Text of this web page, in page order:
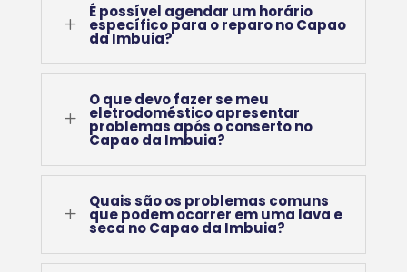
L
É possível agendar um horário
específico para o reparo no Capao
da Imbuia?
L
O que devo fazer se meu
eletrodoméstico apresentar
problemas após o conserto no
Capao da Imbuia?
L
Quais são os problemas comuns
que podem ocorrer em uma lava e
seca no Capao da Imbuia?